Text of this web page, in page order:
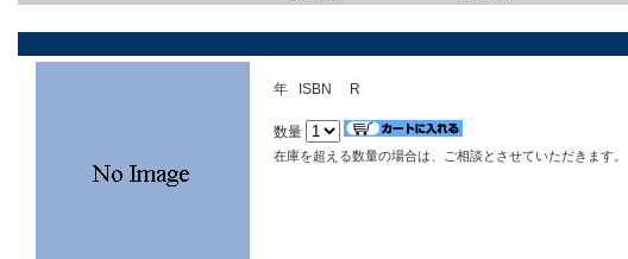
年 ISBN R
数量
在庫を超える数量の場合は、ご相談とさせていただきます。